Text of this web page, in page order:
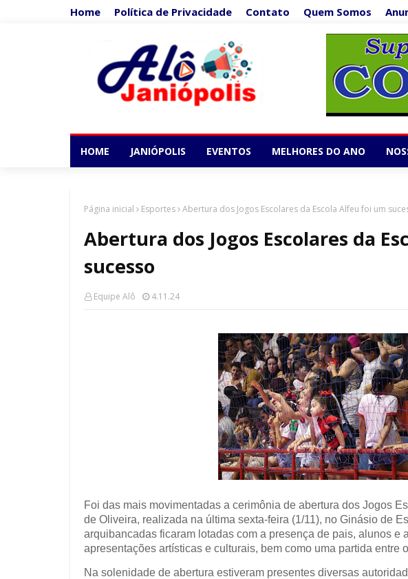
Home Política de Privacidade Contato Quem Somos
HOME JANIÓPOLIS EVENTOS MELHORES DO ANO
Página inicial Esportes Abertura dos Jogos Escolares da Escola Alfeu foi um
Abertura dos Jogos Escolares da
sucesso
Equipe Alô 4.11.24
Foi das mais movimentadas a cerimônia de abertura dos Jogos
de Oliveira, realizada na última sexta-feira (1/11), no Ginásio de
arquibancadas ficaram lotadas com a presença de pais, alunos e
apresentações artísticas e culturais, bem como uma partida entre
Na solenidade de abertura estiveram presentes diversas